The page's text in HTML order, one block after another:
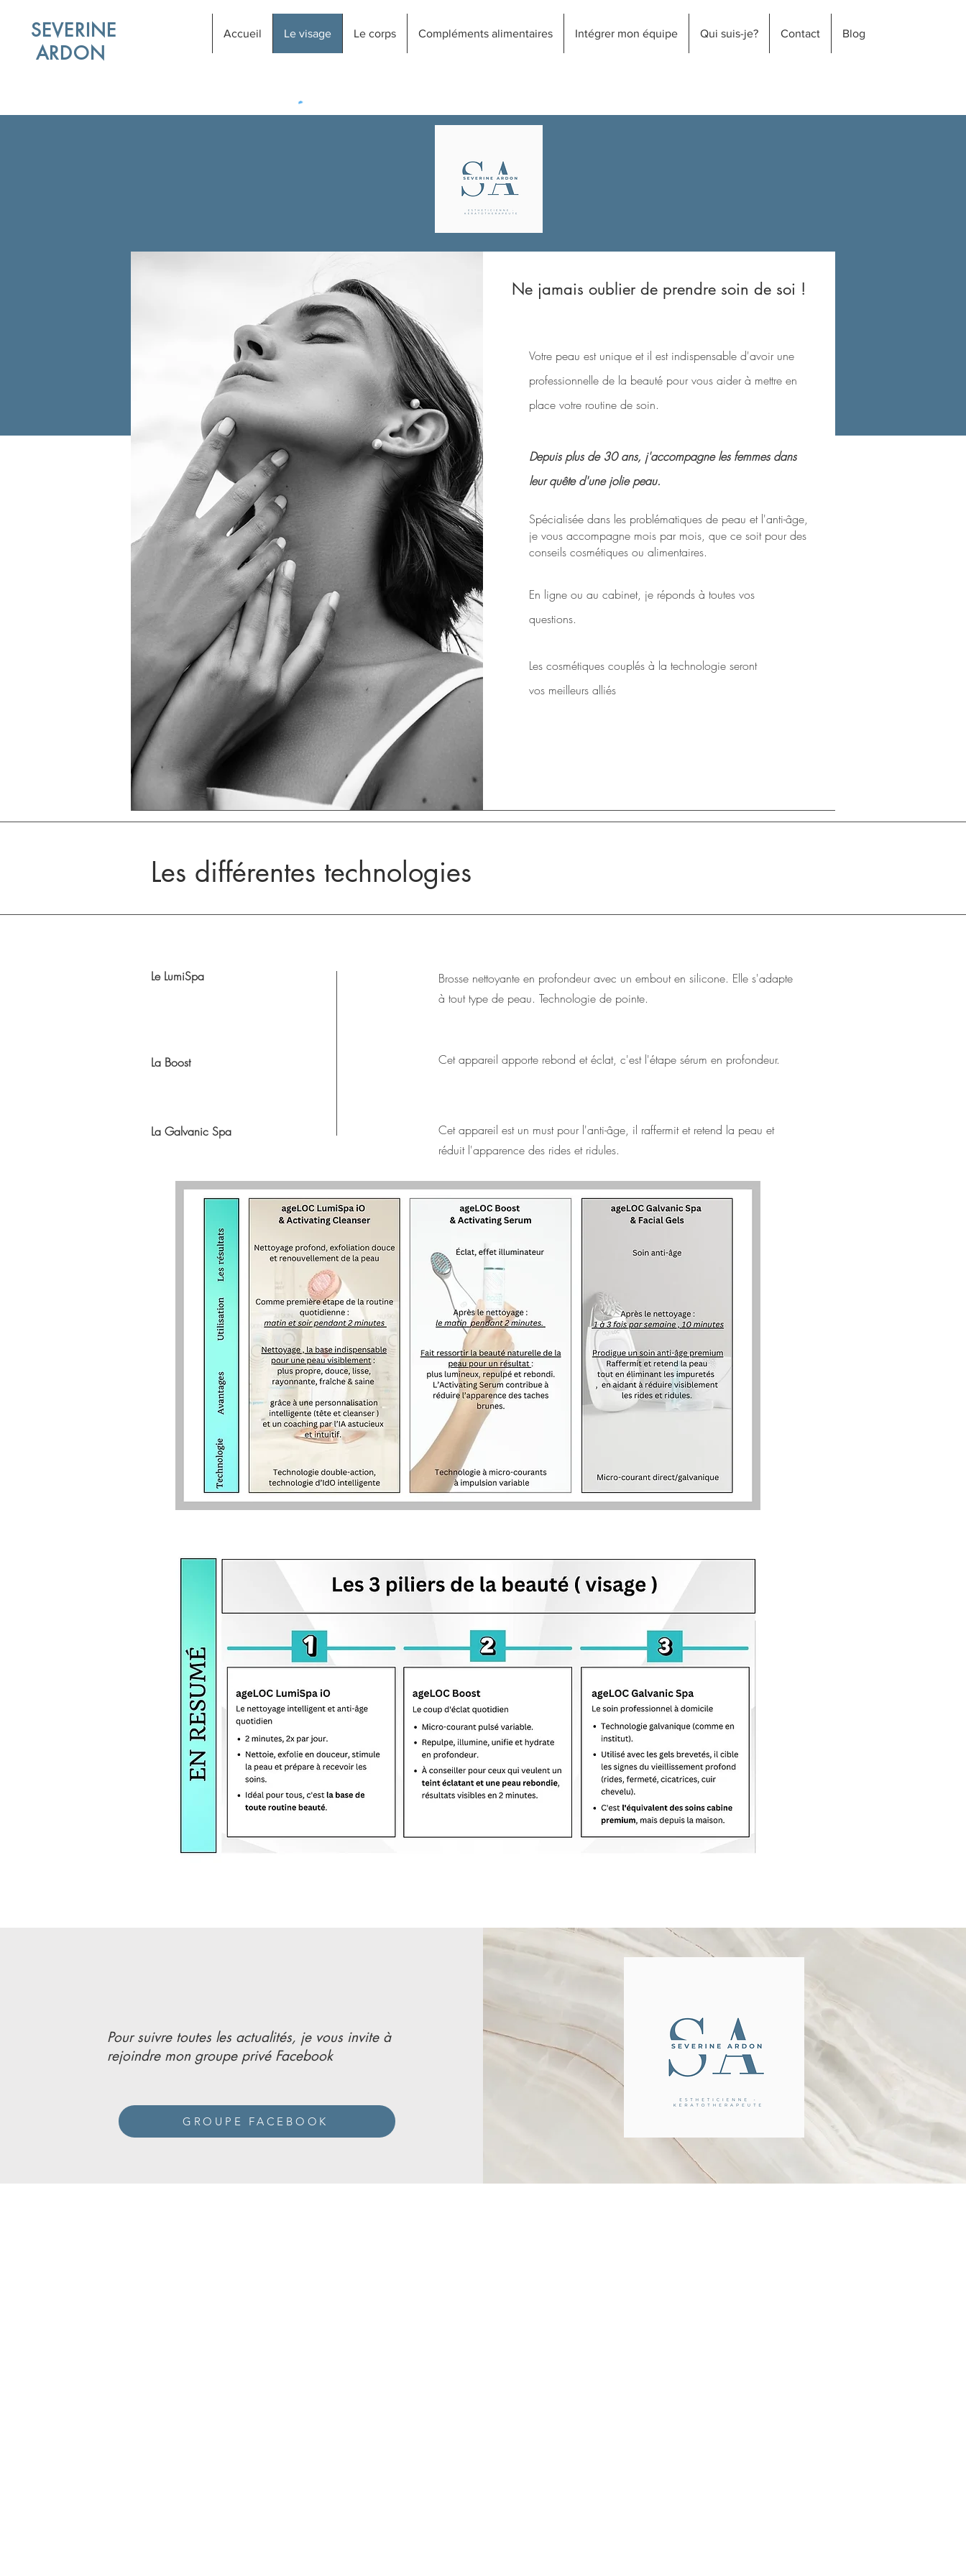
SEVERINE
ARDON
Accueil Le visage Le corps Compléments alimentaires Intégrer mon équipe Qui suis-je? Contact Blog
Ne jamais oublier de prendre soin de soi !
Votre peau est unique et il est indispensable d'avoir une
professionnelle de la beauté pour vous aider à mettre en
place votre routine de soin.
Depuis plus de 30 ans, j'accompagneles femmes dans
leur quête d'une jolie peau.
Spécialisée dans les problématiques de peau et l'anti-âge,
je vous accompagne mois par mois, que ce soit pour des
conseils cosmétiques ou alimentaires.
En ligne ou au cabinet, je réponds à toutes vos
questions.
Les cosmétiques couplés à la technologie seront
vos meilleurs alliés
Les différentes technologies
Le LumiSpa
La Boost
La Galvanic Spa
Brosse nettoyante en profondeur avec un embout en silicone. Elle s'adapte
à tout type de peau. Technologie de pointe.
Cet appareil apporte rebond et éclat, c'est l'étape sérum en profondeur.
Cet appareil est un must pour l'anti-âge, il raffermit et retend la peau et
réduit l'apparence des rides et ridules.
Pour suivre toutes les actualités, je vous invite à
rejoindre mon groupe privé Facebook
GROUPE FACEBOOK